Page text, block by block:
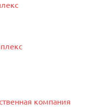
компания